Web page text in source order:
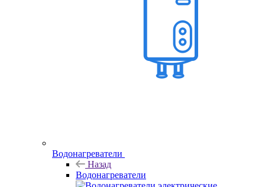
Водонагреватели
Назад
Водонагреватели